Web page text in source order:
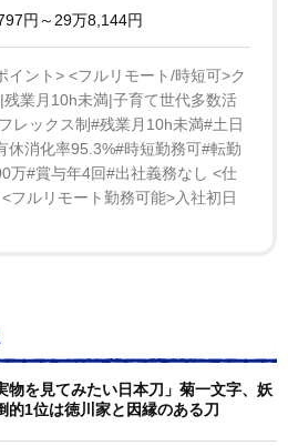
？
ね！！！(''ω'')ノ」
しカラーにまでこだわりが。そ
を選ばないと通報案件・・笑」
で別の動作する類って手綱どう
に動いてくれる感じなのか
円～29万8,144円
イント> <フルリモート/時短可>ク
業月10h未満|子育て世代多数活
レックス制#残業月10h未満#土日
休消化率95.3%#時短勤務可#転勤
万#賞与年4回#出社義務なし <仕
フルリモート勤務可能>入社初日
物を見てみたい日本刀」菊一文字、妖
的1位は徳川家と因縁のある刀